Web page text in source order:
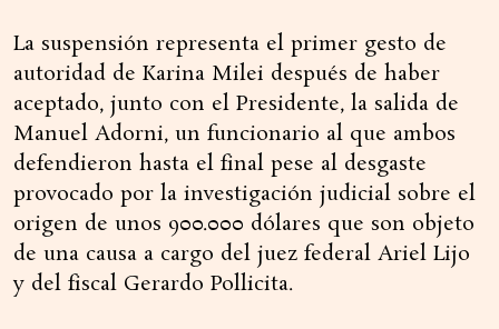
La suspensión representa el primer gesto de
autoridad de Karina Milei después de haber
aceptado, junto con el Presidente, la salida de
Manuel Adorni, un funcionario al que ambos
defendieron hasta el final pese al desgaste
provocado por la investigación judicial sobre el
origen de unos 900.000 dólares que son objeto
de una causa a cargo del juez federal Ariel Lijo
y del fiscal Gerardo Pollicita.